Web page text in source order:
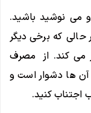
می نوشید باشید.
که برخی دیگر
می کند. از مصرف
آن ها دشوار است و
کنید.